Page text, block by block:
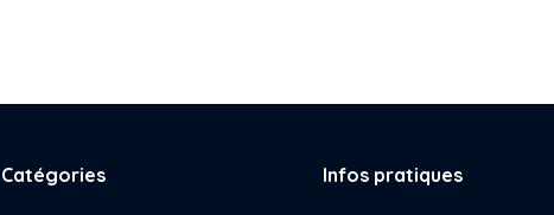
Catégories Infos pratiques